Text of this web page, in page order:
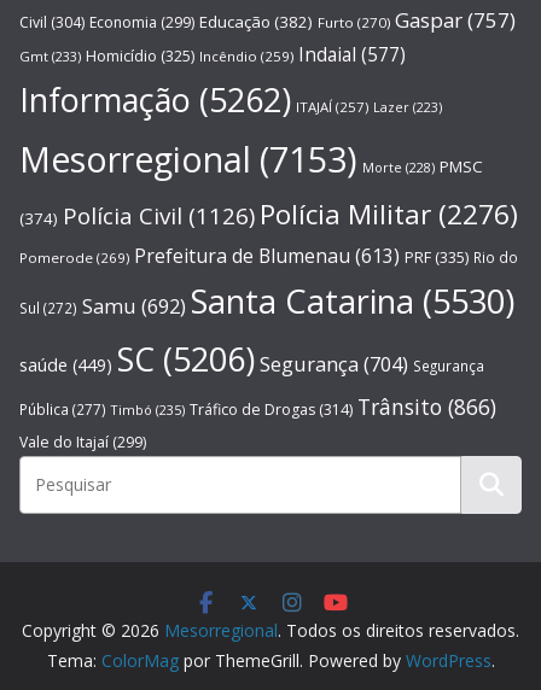
Civil (304) Economia (299) Educação (382) Furto (270) Gaspar(757)
Gmt (233) Homicídio (325) Incêndio (259) Indaial (577)
Informação (5262) ITAJAÍ (257) Lazer (223)
Mesorregional (7153) Morte (228) PMSC
(374) Polícia Civil (1126) Polícia Militar (2276)
Pomerode (269) Prefeitura de Blumenau (613) PRF (335) Rio do
Sul (272) Samu (692) Santa Catarina (5530)
saúde (449) SC (5206)Segurança (704) Segurança
Pública (277) Timbó (235) Tráfico de Drogas (314) Trânsito (866)
Vale do Itajaí (299)
Copyright © 2026 Mesorregional. Todos os direitos reservados.
Tema: ColorMagpor ThemeGrill. Powered by WordPress.